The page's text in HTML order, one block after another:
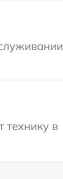
технику в